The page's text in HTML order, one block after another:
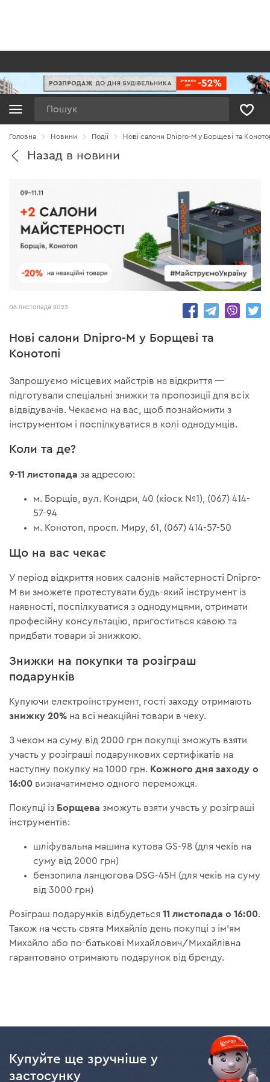
Головна Новини Події Нові салони Dnipro-M у Борщеві та
Назад в новини
7792
06 листопада 2023
Нові салони Dnipro-M у Борщеві та
Конотопі
Запрошуємо місцевих майстрів на відкриття —
підготували спеціальні знижки та пропозиції для всіх
відвідувачів. Чекаємо на вас, щоб познайомити з
інструментом і поспілкуватися в колі однодумців.
Коли та де?
9-11 листопада за адресою:
м. Борщів, вул. Кондри, 40 (кіоск №1), (067) 414-
57-94
м. Конотоп, просп. Миру, 61, (067) 414-57-50
Що на вас чекає
У період відкриття нових салонів майстерності Dnipro-
M ви зможете протестувати будь-який інструмент із
наявності, поспілкуватися з однодумцями, отримати
професійну консультацію, пригоститься кавою та
придбати товари зі знижкою.
Знижки на покупки та розіграш
подарунків
Купуючи електроінструмент, гості заходу отримають
знижку 20% на всі неакційні товари в чеку.
З чеком на суму від 2000 грн покупці зможуть взяти
участь у розіграші подарункових сертифікатів на
наступну покупку на 1000 грн. Кожного дня заходу о
16:00 визначатимемо одного переможця.
Покупці із Борщева зможуть взяти участь у розіграші
інструментів:
шліфувальна машина кутова GS-98 (для чеків на
суму від 2000 грн)
бензопила ланцюгова DSG-45H (для чеків на суму
від 3000 грн)
Розіграш подарунків відбудеться11 листопада о 16:00.
Також на честь свята Михайлів день покупці з ім'ям
Михайло або по-батькові Михайлович/Михайлівна
гарантовано отримають подарунок від бренду.
Купуйте ще зручніше у
застосунку